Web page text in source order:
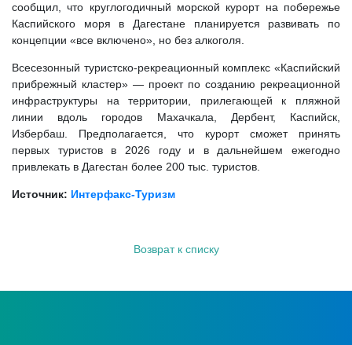
сообщил, что круглогодичный морской курорт на побережье
Каспийского моря в Дагестане планируется развивать по
концепции «все включено», но без алкоголя.
Всесезонный туристско-рекреационный комплекс «Каспийский
прибрежный кластер» — проект по созданию рекреационной
инфраструктуры на территории, прилегающей к пляжной
линии вдоль городов Махачкала, Дербент, Каспийск,
Избербаш. Предполагается, что курорт сможет принять
первых туристов в 2026 году и в дальнейшем ежегодно
привлекать в Дагестан более 200 тыс. туристов.
Источник: Интерфакс-Туризм
Возврат к списку